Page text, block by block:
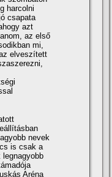
harcolni
csapata
azt
az első
mi,
elveszített
nevek
is csak a
legnagyobb
Aréna